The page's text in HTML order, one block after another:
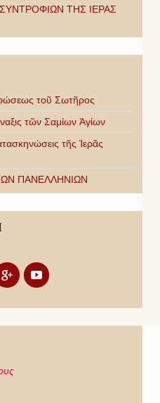
ΤΗΣ ΙΕΡΑΣ
τοῦ Σωτῆρος
τῶν Σαμίων Ἁγίων
τῆς Ἱερᾶς
ΠΑΝΕΛΛΗΝΙΩΝ